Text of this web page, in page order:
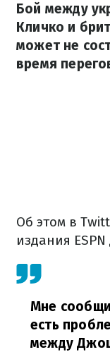
Бой между
Кличко и
может не
время
Об этом в
издания
Мне
есть
между